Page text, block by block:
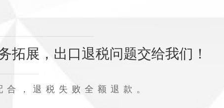
拓展，出口退税问题交给我们！
合，退税失败全额退款。